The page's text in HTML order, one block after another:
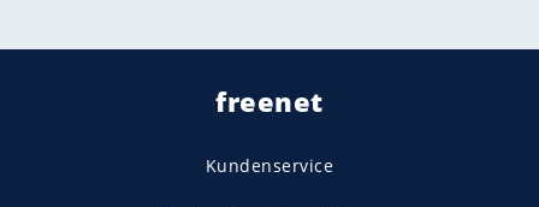
freenet
Kundenservice